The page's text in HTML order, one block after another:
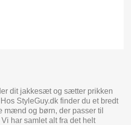
dit jakkesæt og sætter prikken
StyleGuy.dk finder du et bredt
mænd og børn, der passer til
har samlet alt fra det helt